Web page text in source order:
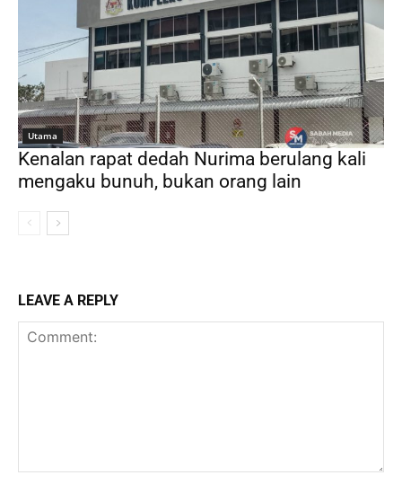
Utama
Kenalan rapat dedah Nurima berulang kali
mengaku bunuh, bukan orang lain
LEAVE A REPLY